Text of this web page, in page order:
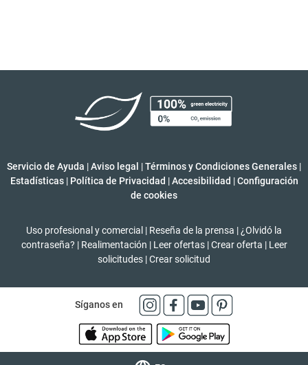
Servicio de Ayuda |Aviso legal |Términos y Condiciones Generales |
Estadísticas | Política de Privacidad | Accesibilidad | Configuración
de cookies
Uso profesional y comercial | Reseña de la prensa | ¿Olvidó la
contraseña? | Realimentación | Leer ofertas | Crear oferta | Leer
solicitudes |Crear solicitud
Síganos en